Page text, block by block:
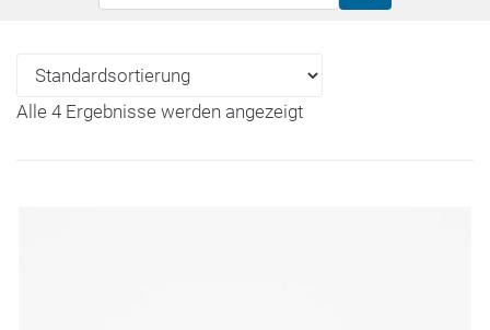
Alle 4 Ergebnisse werden angezeigt